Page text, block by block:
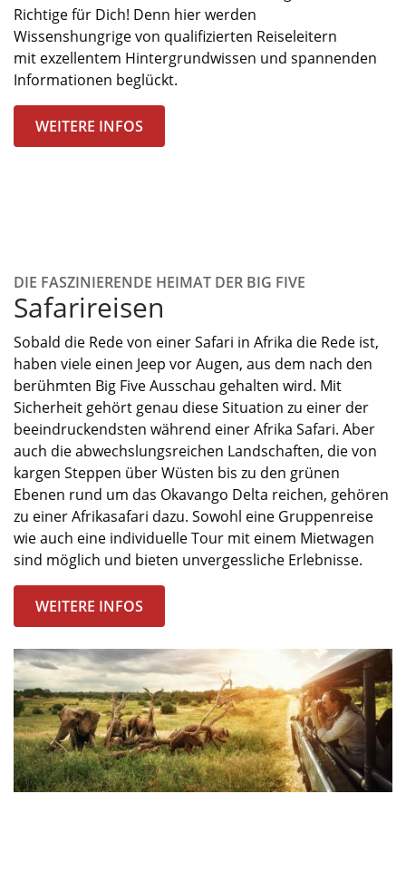
Richtige für Dich! Denn hier werden
Wissenshungrigevon qualifizierten Reiseleitern
mit exzellentem Hintergrundwissen und spannenden
Informationen beglückt.
WEITERE INFOS
DIE FASZINIERENDE HEIMAT DER BIG FIVE
Safarireisen
Sobald die Rede von einer Safari in Afrika die Rede ist,
haben viele einen Jeep vor Augen, aus dem nach den
berühmten Big Five Ausschau gehalten wird. Mit
Sicherheit gehört genau diese Situation zu einer der
beeindruckendsten während einer Afrika Safari. Aber
auch die abwechslungsreichen Landschaften, die von
kargen Steppen über Wüsten bis zu den grünen
Ebenen rund um das Okavango Delta reichen, gehören
zu einer Afrikasafari dazu. Sowohl eine Gruppenreise
wie auch eine individuelle Tour mit einem Mietwagen
sind möglich und bieten unvergessliche Erlebnisse.
WEITERE INFOS